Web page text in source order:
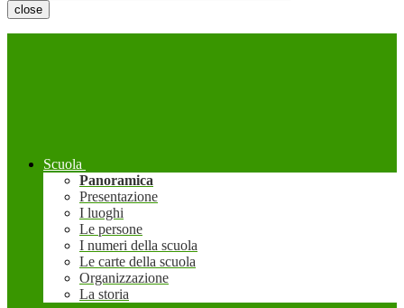
close
Scuola
Panoramica
Presentazione
I luoghi
Le persone
I numeri della scuola
Le carte della scuola
Organizzazione
La storia